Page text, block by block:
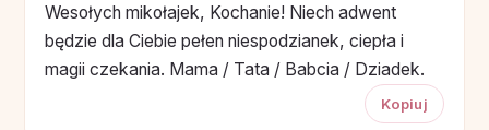
Wesołych mikołajek, Kochanie! Niech adwent
będzie dla Ciebie pełen niespodzianek, ciepła i
magii czekania. Mama / Tata / Babcia / Dziadek.
Kopiuj